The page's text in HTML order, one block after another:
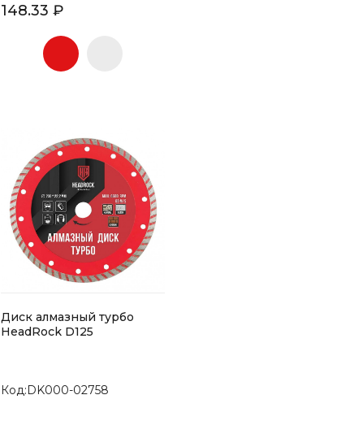
148.33 ₽
Диск алмазный турбо
HeadRock D125
Код:DK000-02758